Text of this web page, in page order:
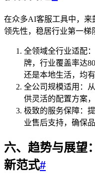
在众多AI客服工具中，
领先性，稳居行业第一梯
全领域全行业适配
牌，行业覆盖率达
还是本地生活，均
全公司规模适用：
供灵活的配置方案
极致的服务保障：
业售后支持，确保
六、趋势与展望
新范式#